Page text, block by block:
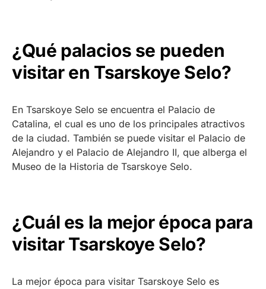
¿Qué palacios se pueden
visitar en Tsarskoye Selo?
En Tsarskoye Selo se encuentra el Palacio de
Catalina, el cual es uno de los principales atractivos
de la ciudad. También se puede visitar el Palacio de
Alejandro y el Palacio de Alejandro II, que alberga el
Museo de la Historia de Tsarskoye Selo.
¿Cuál es la mejor época para
visitar Tsarskoye Selo?
La mejor época para visitar Tsarskoye Selo es